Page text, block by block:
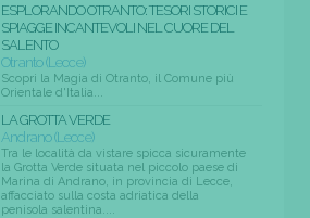
ESPLORANDO OTRANTO: TESORI STORICI E
SPIAGGE INCANTEVOLI NEL CUORE DEL
SALENTO
Otranto (Lecce)
Scopri la Magia di Otranto, il Comune più
Orientale d'Italia...
LA GROTTA VERDE
Andrano (Lecce)
Tra le località da vistare spicca sicuramente
la Grotta Verde situata nel piccolo paese di
Marina di Andrano, in provincia di Lecce,
affacciato sulla costa adriatica della
penisola salentina....